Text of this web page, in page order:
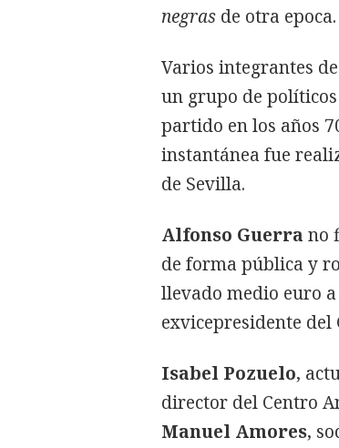
negras de otra epoca.
Varios integrantes
un grupo de
partido en los años
instantánea fue
de Sevilla.
Alfonso Guerra no
de forma pública y
llevado medio euro
exvicepresidente del
Isabel Pozuelo,
director del Centro
Manuel Amores,